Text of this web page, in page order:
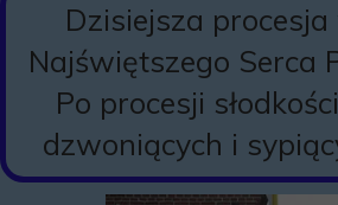
Dzisiejsza
Najświętszego Serca
Po procesji
dzwoniących i